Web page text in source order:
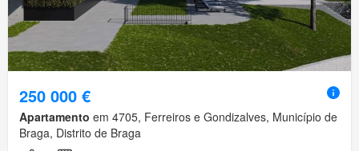
250 000 €
Apartamento em 4705, Ferreiros e Gondizalves, Município de
Braga, Distrito de Braga